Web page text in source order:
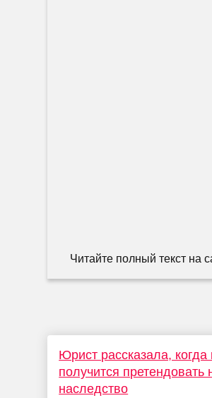
Читайте полный текст на
Юрист рассказала, когда
получится претендовать
наследство